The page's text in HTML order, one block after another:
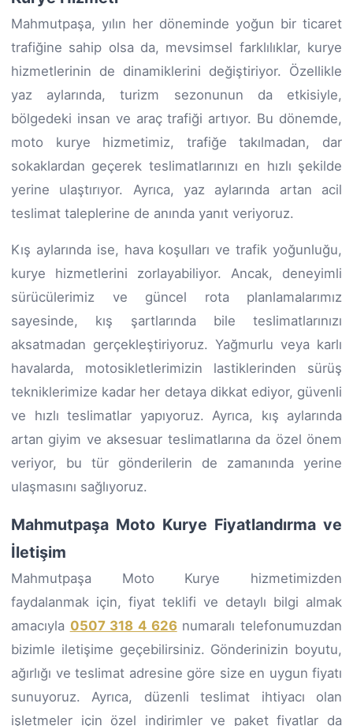
Mahmutpaşa, yılın her döneminde yoğun bir ticaret
trafiğine sahip olsa da, mevsimsel farklılıklar, kurye
hizmetlerinin de dinamiklerini değiştiriyor. Özellikle
yaz aylarında, turizm sezonunun da etkisiyle,
bölgedeki insan ve araç trafiği artıyor. Bu dönemde,
moto kurye hizmetimiz, trafiğe takılmadan, dar
sokaklardan geçerek teslimatlarınızı en hızlı şekilde
yerine ulaştırıyor. Ayrıca, yaz aylarında artan acil
teslimat taleplerine de anında yanıt veriyoruz.
Kış aylarında ise, hava koşulları ve trafik yoğunluğu,
kurye hizmetlerini zorlayabiliyor. Ancak, deneyimli
sürücülerimiz ve güncel rota planlamalarımız
sayesinde, kış şartlarında bile teslimatlarınızı
aksatmadan gerçekleştiriyoruz. Yağmurlu veya karlı
havalarda, motosikletlerimizin lastiklerinden sürüş
tekniklerimize kadar her detaya dikkat ediyor, güvenli
ve hızlı teslimatlar yapıyoruz. Ayrıca, kış aylarında
artan giyim ve aksesuar teslimatlarına da özel önem
veriyor, bu tür gönderilerin de zamanında yerine
ulaşmasını sağlıyoruz.
Mahmutpaşa Moto Kurye Fiyatlandırma ve
İletişim
Mahmutpaşa Moto Kurye hizmetimizden
faydalanmak için, fiyat teklifi ve detaylı bilgi almak
amacıyla 0507 318 4 626numaralı telefonumuzdan
bizimle iletişime geçebilirsiniz. Gönderinizin boyutu,
ağırlığı ve teslimat adresine göre size en uygun fiyatı
sunuyoruz. Ayrıca, düzenli teslimat ihtiyacı olan
işletmeler için özel indirimler ve paket fiyatlar da